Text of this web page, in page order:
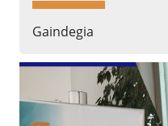
Gaindegia